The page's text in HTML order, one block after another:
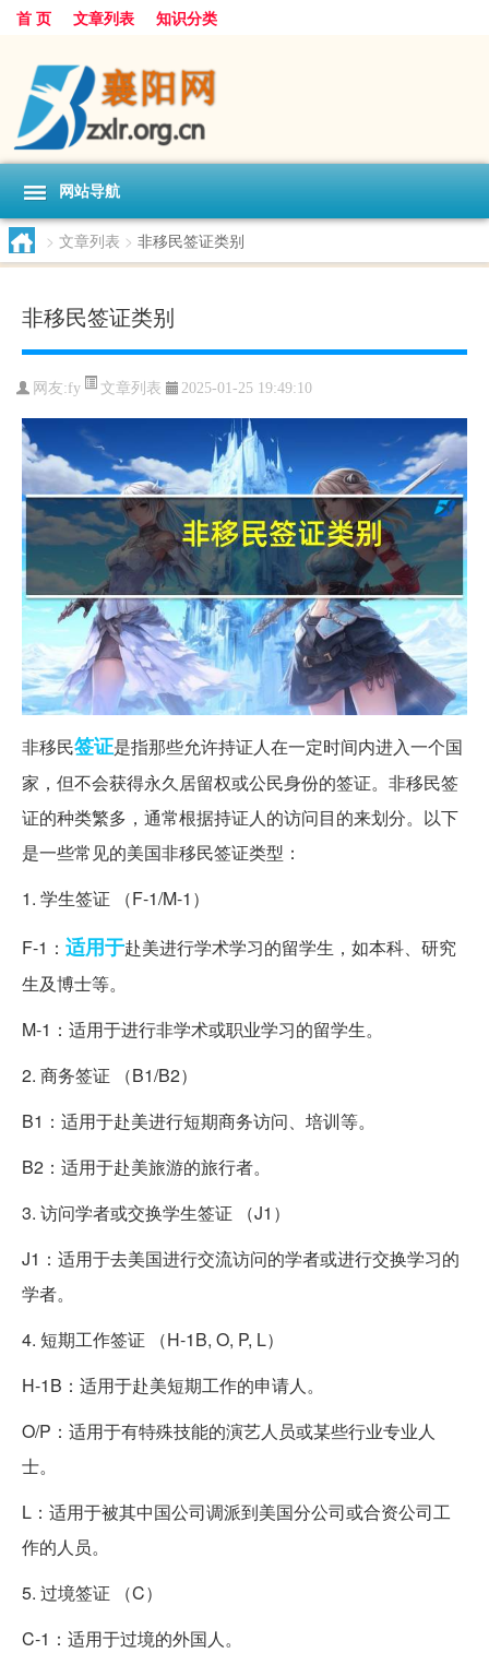
首 页 文章列表 知识分类
网站导航
> 文章列表 > 非移民签证类别
非移民签证类别
网友:fy 文章列表 2025-01-25 19:49:10
非移民签证是指那些允许持证人在一定时间内进入一个国
家，但不会获得永久居留权或公民身份的签证。非移民签
证的种类繁多，通常根据持证人的访问目的来划分。以下
是一些常见的美国非移民签证类型：
1. 学生签证 （F-1/M-1）
F-1： 适用于赴美进行学术学习的留学生，如本科、研究
生及博士等。
M-1：适用于进行非学术或职业学习的留学生。
2. 商务签证 （B1/B2）
B1：适用于赴美进行短期商务访问、培训等。
B2：适用于赴美旅游的旅行者。
3. 访问学者或交换学生签证 （J1）
J1：适用于去美国进行交流访问的学者或进行交换学习的
学者。
4. 短期工作签证 （H-1B, O, P, L）
H-1B：适用于赴美短期工作的申请人。
O/P：适用于有特殊技能的演艺人员或某些行业专业人
士。
L：适用于被其中国公司调派到美国分公司或合资公司工
作的人员。
5. 过境签证 （C）
C-1：适用于过境的外国人。